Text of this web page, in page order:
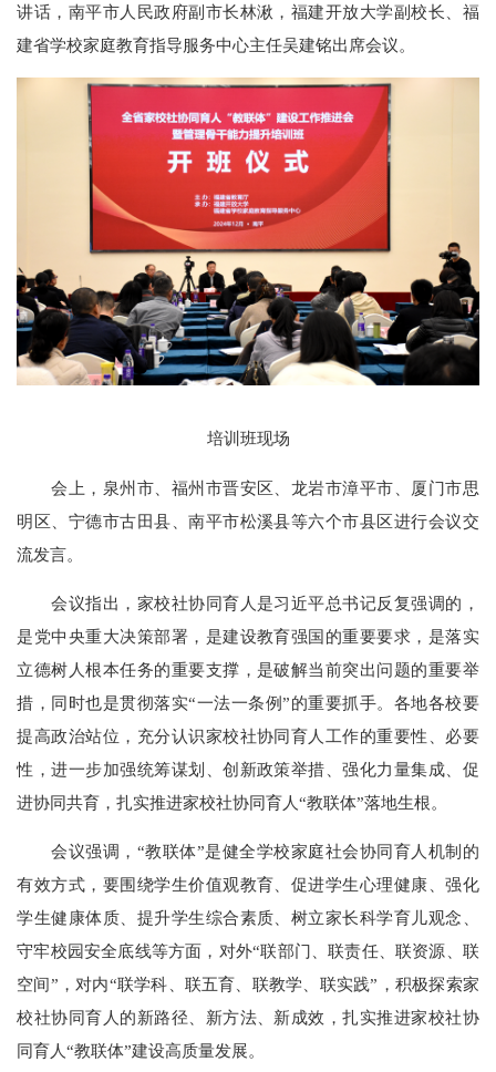
讲话，南平市人民政府副市长林湫，福建开放大学副校长、福
建省学校家庭教育指导服务中心主任吴建铭出席会议。
培训班现场
会上，泉州市、福州市晋安区、龙岩市漳平市、厦门市思
明区、宁德市古田县、南平市松溪县等六个市县区进行会议交
流发言。
会议指出，家校社协同育人是习近平总书记反复强调的，
是党中央重大决策部署，是建设教育强国的重要要求，是落实
立德树人根本任务的重要支撑，是破解当前突出问题的重要举
措，同时也是贯彻落实“一法一条例”的重要抓手。各地各校要
提高政治站位，充分认识家校社协同育人工作的重要性、必要
性，进一步加强统筹谋划、创新政策举措、强化力量集成、促
进协同共育，扎实推进家校社协同育人“教联体”落地生根。
会议强调，“教联体”是健全学校家庭社会协同育人机制的
有效方式，要围绕学生价值观教育、促进学生心理健康、强化
学生健康体质、提升学生综合素质、树立家长科学育儿观念、
守牢校园安全底线等方面，对外“联部门、联责任、联资源、联
空间”，对内“联学科、联五育、联教学、联实践”，积极探索家
校社协同育人的新路径、新方法、新成效，扎实推进家校社协
同育人“教联体”建设高质量发展。